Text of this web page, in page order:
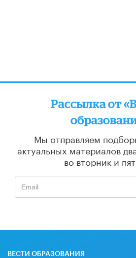
Рассылка от
Мы отправляем
актуальных материалов
во вторник и
ВЕСТИ ОБРАЗОВАНИЯ